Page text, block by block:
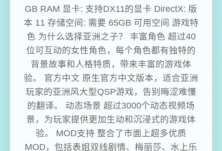
GB RAM 显卡: 支持DX11的显卡 DirectX: 版
本 11 存储空间: 需要 65GB 可用空间 游戏特
色 为什么选择亚洲之子？ 丰富角色 超过40
位可互动的女性角色，每个角色都有独特的
背景故事和人格特质，带来丰富的游戏体
验。 官方中文 原生官方中文版本，适合亚洲
玩家的亚洲风大型QSP游戏，告别晦涩难懂
的翻译。 动态场景 超过3000个动态视频场
景，为玩家提供更加生动和沉浸式的游戏体
验。 MOD支持 整合了市面上超多优质
MOD，包括表姐双线剧情、梅丽莎、水上乐